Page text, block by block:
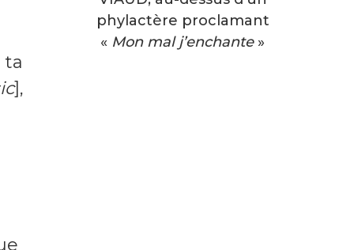
ta
],
phylactère proclamant
« Mon mal j’enchante»